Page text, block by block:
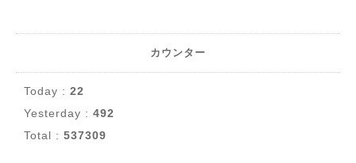
カウンター
Today : 22
Yesterday : 492
Total : 537309